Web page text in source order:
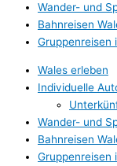
Wander- und
Bahnreisen
Gruppenreisen
Wales erleben
Individuelle
Wander- und
Bahnreisen
Gruppenreisen